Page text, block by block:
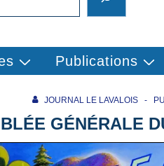
Publications
JOURNAL LE LAVALOIS
GÉNÉRALE